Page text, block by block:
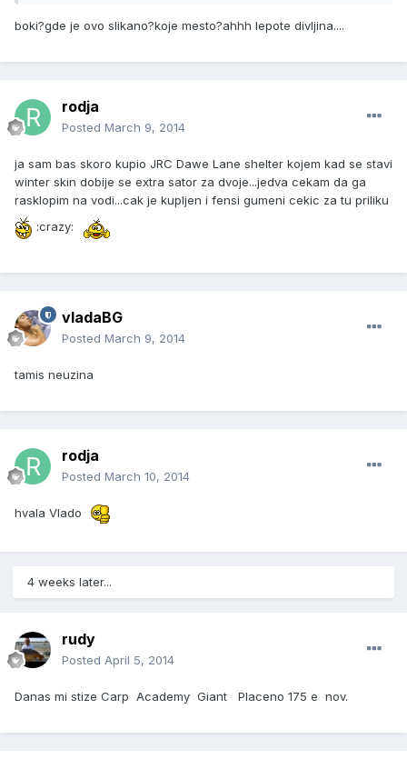
boki?gde je ovo slikano?koje mesto?ahhh lepote divljina....
rodja
Posted March 9, 2014
ja sam bas skoro kupio JRC Dawe Lane shelter kojem kad se stavi
winter skin dobije se extra sator za dvoje...jedva cekam da ga
rasklopim na vodi...cak je kupljen i fensi gumeni cekic za tu priliku
:crazy:
vladaBG
Posted March 9, 2014
tamis neuzina
rodja
Posted March 10, 2014
hvala Vlado
4 weeks later...
rudy
Posted April 5, 2014
Danas mi stize Carp Academy Giant Placeno 175 e nov.